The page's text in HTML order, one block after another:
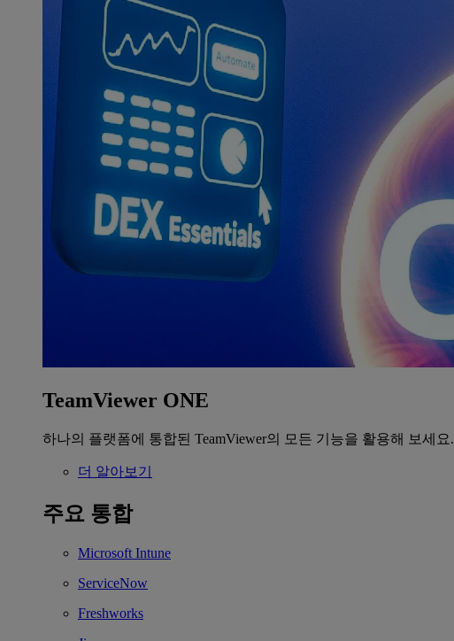
TeamViewer ONE
하나의 플랫폼에 통합된 TeamViewer의 모든 기능을 활용해 보세요.
더 알아보기
주요 통합
Microsoft Intune
ServiceNow
Freshworks